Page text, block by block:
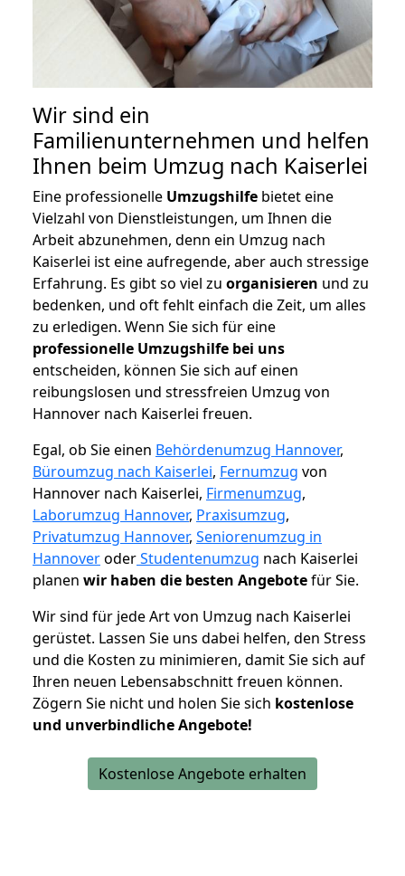
Wir sind ein
Familienunternehmen und helfen
Ihnen beim Umzug nach Kaiserlei
Eine professionelle Umzugshilfe bietet eine
Vielzahl von Dienstleistungen, um Ihnen die
Arbeit abzunehmen, denn ein Umzug nach
Kaiserlei ist eine aufregende, aber auch stressige
Erfahrung. Es gibt so viel zu organisieren und zu
bedenken, und oft fehlt einfach die Zeit, um alles
zu erledigen. Wenn Sie sich für eine
professionelle Umzugshilfe bei uns
entscheiden, können Sie sich auf einen
reibungslosen und stressfreien Umzug von
Hannover nach Kaiserlei freuen.
Egal, ob Sie einen Behördenumzug Hannover,
Büroumzug nach Kaiserlei, Fernumzug von
Hannover nach Kaiserlei, Firmenumzug,
Laborumzug Hannover, Praxisumzug,
Privatumzug Hannover, Seniorenumzug in
HannoveroderStudentenumzug nach Kaiserlei
planen wir haben die besten Angebotefür Sie.
Wir sind für jede Art von Umzug nach Kaiserlei
gerüstet. Lassen Sie uns dabei helfen, den Stress
und die Kosten zu minimieren, damit Sie sich auf
Ihren neuen Lebensabschnitt freuen können.
Zögern Sie nicht und holen Sie sich kostenlose
und unverbindliche Angebote!
Kostenlose Angebote erhalten